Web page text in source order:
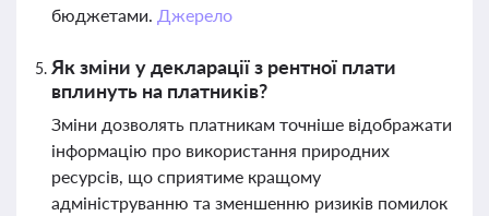
бюджетами. Джерело
Як зміни у декларації з рентної плати
вплинуть на платників?
Зміни дозволять платникам точніше відображати
інформацію про використання природних
ресурсів, що сприятиме кращому
адмініструванню та зменшенню ризиків помилок